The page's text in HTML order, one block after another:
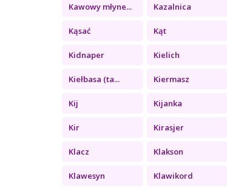
Kawowy młyne... Kazalnica
Kąsać Kąt
Kidnaper Kielich
Kiełbasa (ta... Kiermasz
Kij Kijanka
Kir Kirasjer
Klacz Klakson
Klawesyn Klawikord